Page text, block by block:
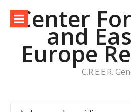
contenuCenter
and
Europe
C.R.E.E.R.